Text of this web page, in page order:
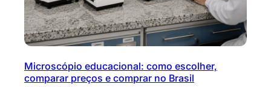
Microscópio educacional: como escolher,
comparar preços e comprar no Brasil